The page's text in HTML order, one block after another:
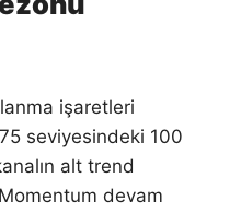
işaretleri
seviyesindeki 100
alt trend
devam